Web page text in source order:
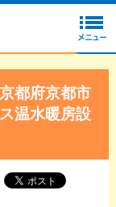
都府京都市
温水暖房設